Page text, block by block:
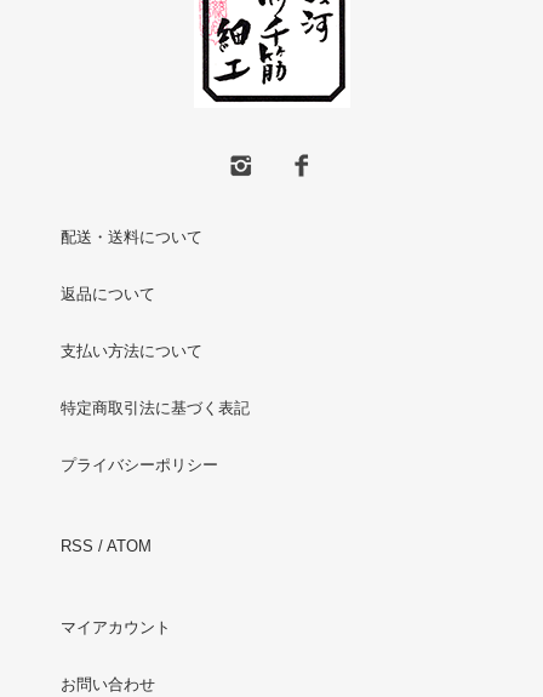
配送・送料について
返品について
支払い方法について
特定商取引法に基づく表記
プライバシーポリシー
RSS / ATOM
マイアカウント
お問い合わせ